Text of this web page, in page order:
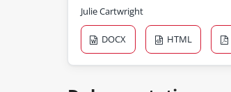
Julie Cartwright
DOCX
HTML